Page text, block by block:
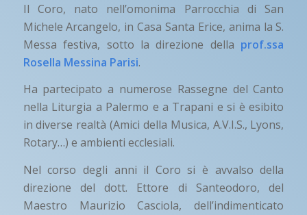
Il Coro, nato nell’omonima Parrocchia di San
Michele Arcangelo, in Casa Santa Erice, anima la S.
Messa festiva, sotto la direzione della prof.ssa
Rosella Messina Parisi.
Ha partecipato a numerose Rassegne del Canto
nella Liturgia a Palermo e a Trapani e si è esibito
in diverse realtà (Amici della Musica, A.V.I.S., Lyons,
Rotary…) e ambienti ecclesiali.
Nel corso degli anni il Coro si è avvalso della
direzione del dott. Ettore di Santeodoro, del
Maestro Maurizio Casciola, dell’indimenticato